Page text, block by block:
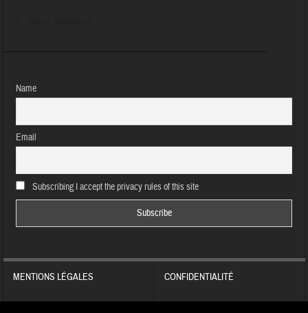
Name
Email
Subscribing I accept the privacy rules of this site
MENTIONS LÉGALES CONFIDENTIALITÉ